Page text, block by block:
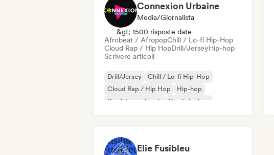
Connexion Urbaine
Media/Giornalista
&gt; 1500 risposte date
Afrobeat / AfropopChill / Lo-fi Hip-Hop
Cloud Rap / Hip HopDrill/JerseyHip-hop
Scrivere articoli
Drill/Jersey
Chill / Lo-fi Hip-Hop
Cloud Rap / Hip Hop
Hip-hop
Rap internazionale
Rap in inglese
Elie Fusibleu